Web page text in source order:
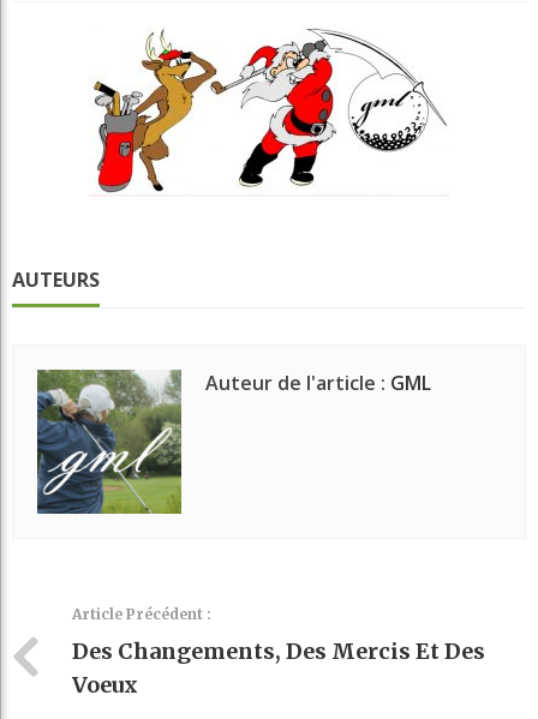
AUTEURS
Auteur de l'article : GML
Article Précédent :
Des Changements, Des Mercis Et Des
Voeux